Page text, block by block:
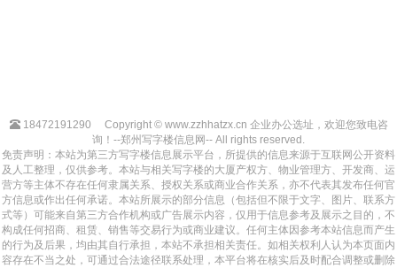
18472191290
Copyright © www.zzhhatzx.cn 企业办公选址，欢迎您致电咨
询！--郑州写字楼信息网-- All rights reserved.
免责声明：本站为第三方写字楼信息展示平台，所提供的信息来源于互联网公开资料
及人工整理，仅供参考。本站与相关写字楼的大厦产权方、物业管理方、开发商、运
营方等主体不存在任何隶属关系、授权关系或商业合作关系，亦不代表其发布任何官
方信息或作出任何承诺。本站所展示的部分信息（包括但不限于文字、图片、联系方
式等）可能来自第三方合作机构或广告展示内容，仅用于信息参考及展示之目的，不
构成任何招商、租赁、销售等交易行为或商业建议。任何主体因参考本站信息而产生
的行为及后果，均由其自行承担，本站不承担相关责任。如相关权利人认为本页面内
容存在不当之处，可通过合法途径联系处理，本平台将在核实后及时配合调整或删除